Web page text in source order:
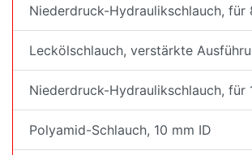
Niederdruck-Hydraulikschlauch, für
Leckölschlauch, verstärkte
Niederdruck-Hydraulikschlauch, für
Polyamid-Schlauch, 10 mm ID